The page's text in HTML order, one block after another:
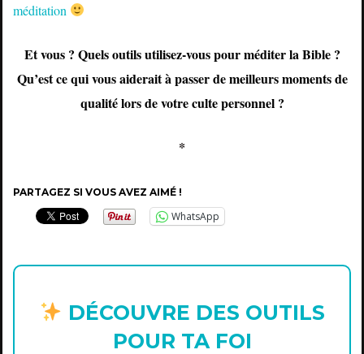
méditation
Et vous ? Quels outils utilisez-vous pour méditer la Bible ?
Qu’est ce qui vous aiderait à passer de meilleurs moments de
qualité lors de votre culte personnel ?
*
PARTAGEZ SI VOUS AVEZ AIMÉ !
WhatsApp
DÉCOUVRE DES OUTILS
POUR TA FOI